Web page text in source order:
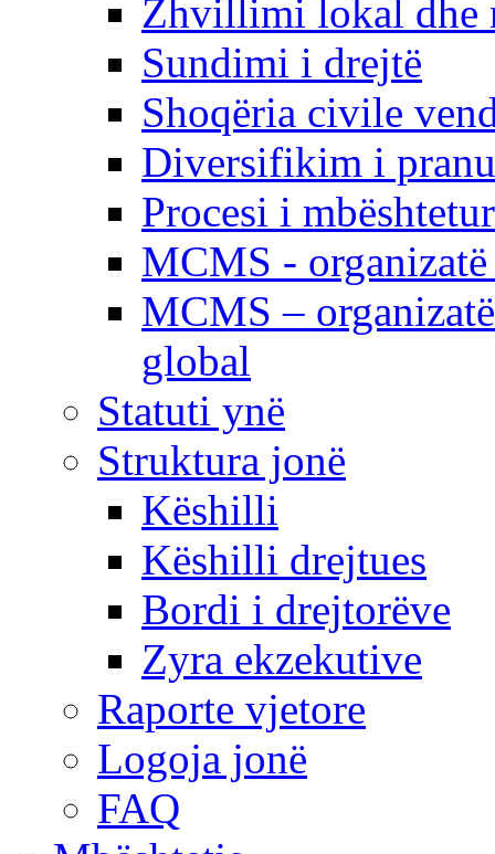
Zhvillimi lokal dhe
Sundimi i drejtë
Shoqëria civile
Diversifikim i
Procesi i
MCMS -
MCMS –
global
Statuti ynë
Struktura jonë
Këshilli
Këshilli drejtues
Bordi i drejtorëve
Zyra ekzekutive
Raporte vjetore
Logoja jonë
FAQ